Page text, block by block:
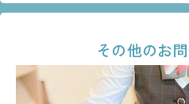
その他のお